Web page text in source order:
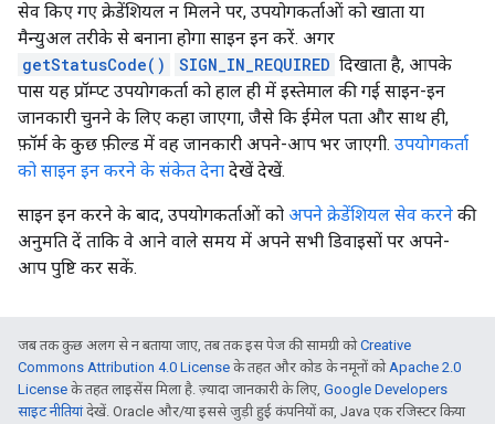
सेव किए गए क्रेडेंशियल न मिलने पर, उपयोगकर्ताओं को खाता या
मैन्युअल तरीके से बनाना होगा साइन इन करें. अगर
getStatusCode()
SIGN_IN_REQUIRED दिखाता है, आपके
पास यह प्रॉम्प्ट उपयोगकर्ता को हाल ही में इस्तेमाल की गई साइन-इन
जानकारी चुनने के लिए कहा जाएगा, जैसे कि ईमेल पता और साथ ही,
फ़ॉर्म के कुछ फ़ील्ड में वह जानकारी अपने-आप भर जाएगी. उपयोगकर्ता
को साइन इन करने के संकेत देना देखें देखें.
साइन इन करने के बाद, उपयोगकर्ताओं को अपने क्रेडेंशियल सेव करने की
अनुमति दें ताकि वे आने वाले समय में अपने सभी डिवाइसों पर अपने-
आप पुष्टि कर सकें.
जब तक कुछ अलग से न बताया जाए, तब तक इस पेज की सामग्री कोCreative
Commons Attribution 4.0 License के तहत और कोड के नमूनों कोApache 2.0
License के तहत लाइसेंस मिला है. ज़्यादा जानकारी के लिए, Google Developers
साइट नीतियांदेखें. Oracle और/या इससे जुड़ी हुई कंपनियों का, Java एक रजिस्टर किया